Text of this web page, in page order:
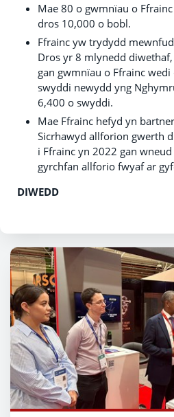
Mae 80 o gwmnïau o
dros 10,000 o bobl.
Ffrainc yw trydydd
Dros yr 8 mlynedd
gan gwmnïau o Ffrainc
swyddi newydd yng
6,400 o swyddi.
Mae Ffrainc hefyd yn
Sicrhawyd allforion gwerth
i Ffrainc yn 2022 gan
gyrchfan allforio fwyaf ar
DIWEDD